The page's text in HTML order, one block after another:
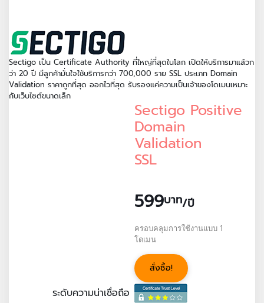
Sectigo เป็น Certificate Authority ที่ใหญ่ที่สุดในโลก เปิดให้บริการมาแล้วก
ว่า 20 ปี มีลูกค้ามั่นใจใช้บริการกว่า 700,000 ราย SSL ประเภท Domain
Validation ราคาถูกที่สุด ออกไวที่สุด รับรองแค่ความเป็นเจ้าของโดเมนเหมาะ
กับเว็บไซต์ขนาดเล็ก
Sectigo Positive
Domain
Validation
SSL
599บาท/ปี
ครอบคลุมการใช้งานแบบ 1
โดเมน
สั่งซื้อ!
ระดับความน่าเชื่อถือ